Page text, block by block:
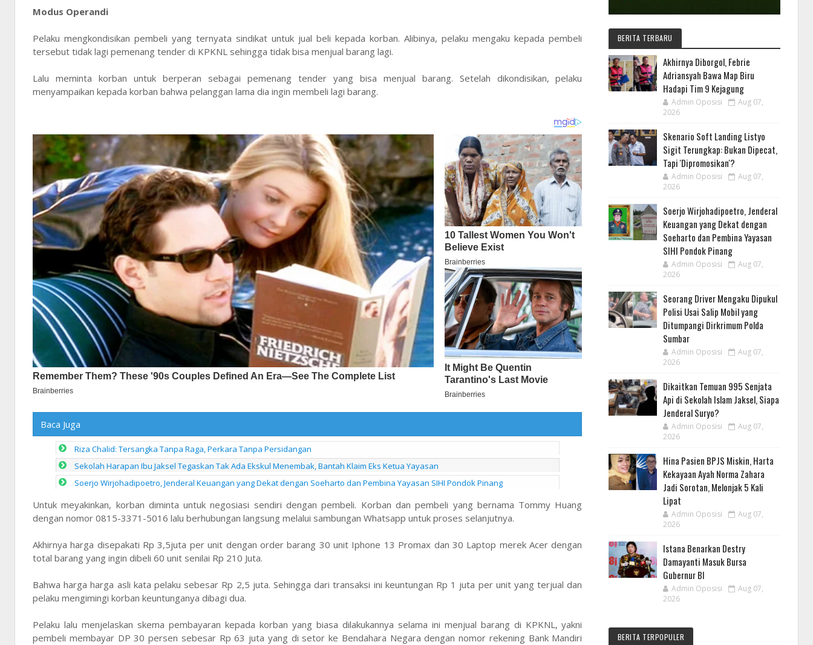
Modus Operandi
Pelaku mengkondisikan pembeli yang ternyata sindikat untuk jual beli kepada korban. Alibinya, pelaku mengaku kepada pembeli
tersebut tidak lagi pemenang tender di KPKNL sehingga tidak bisa menjual barang lagi.
Lalu meminta korban untuk berperan sebagai pemenang tender yang bisa menjual barang. Setelah dikondisikan, pelaku
menyampaikan kepada korban bahwa pelanggan lama dia ingin membeli lagi barang.
Baca Juga
Riza Chalid: Tersangka Tanpa Raga, Perkara Tanpa Persidangan
Sekolah Harapan Ibu Jaksel Tegaskan Tak Ada Ekskul Menembak, Bantah Klaim Eks Ketua Yayasan
Soerjo Wirjohadipoetro, Jenderal Keuangan yang Dekat dengan Soeharto dan Pembina Yayasan SIHI Pondok Pinang
Untuk meyakinkan, korban diminta untuk negosiasi sendiri dengan pembeli. Korban dan pembeli yang bernama Tommy Huang
dengan nomor 0815-3371-5016 lalu berhubungan langsung melalui sambungan Whatsapp untuk proses selanjutnya.
Akhirnya harga disepakati Rp 3,5juta per unit dengan order barang 30 unit Iphone 13 Promax dan 30 Laptop merek Acer dengan
total barang yang ingin dibeli 60 unit senilai Rp 210 Juta.
Bahwa harga harga asli kata pelaku sebesar Rp 2,5 juta. Sehingga dari transaksi ini keuntungan Rp 1 juta per unit yang terjual dan
pelaku mengimingi korban keuntunganya dibagi dua.
Pelaku lalu menjelaskan skema pembayaran kepada korban yang biasa dilakukannya selama ini menjual barang di KPKNL, yakni
pembeli membayar DP 30 persen sebesar Rp 63 juta yang di setor ke Bendahara Negara dengan nomor rekening Bank Mandiri
BERITA TERBARU
Akhirnya Diborgol, Febrie
Adriansyah Bawa Map Biru
Hadapi Tim 9 Kejagung
Admin Oposisi
Aug 07,
2026
Skenario Soft Landing Listyo
Sigit Terungkap: Bukan Dipecat,
Tapi 'Dipromosikan'?
Admin Oposisi
Aug 07,
2026
Soerjo Wirjohadipoetro, Jenderal
Keuangan yang Dekat dengan
Soeharto dan Pembina Yayasan
SIHI Pondok Pinang
Admin Oposisi
Aug 07,
2026
Seorang Driver Mengaku Dipukul
Polisi Usai Salip Mobil yang
Ditumpangi Dirkrimum Polda
Sumbar
Admin Oposisi
Aug 07,
2026
Dikaitkan Temuan 995 Senjata
Api di Sekolah Islam Jaksel, Siapa
Jenderal Suryo?
Admin Oposisi
Aug 07,
2026
Hina Pasien BPJS Miskin, Harta
Kekayaan Ayah Norma Zahara
Jadi Sorotan, Melonjak 5 Kali
Lipat
Admin Oposisi
Aug 07,
2026
Istana Benarkan Destry
Damayanti Masuk Bursa
Gubernur BI
Admin Oposisi
Aug 07,
2026
BERITA TERPOPULER